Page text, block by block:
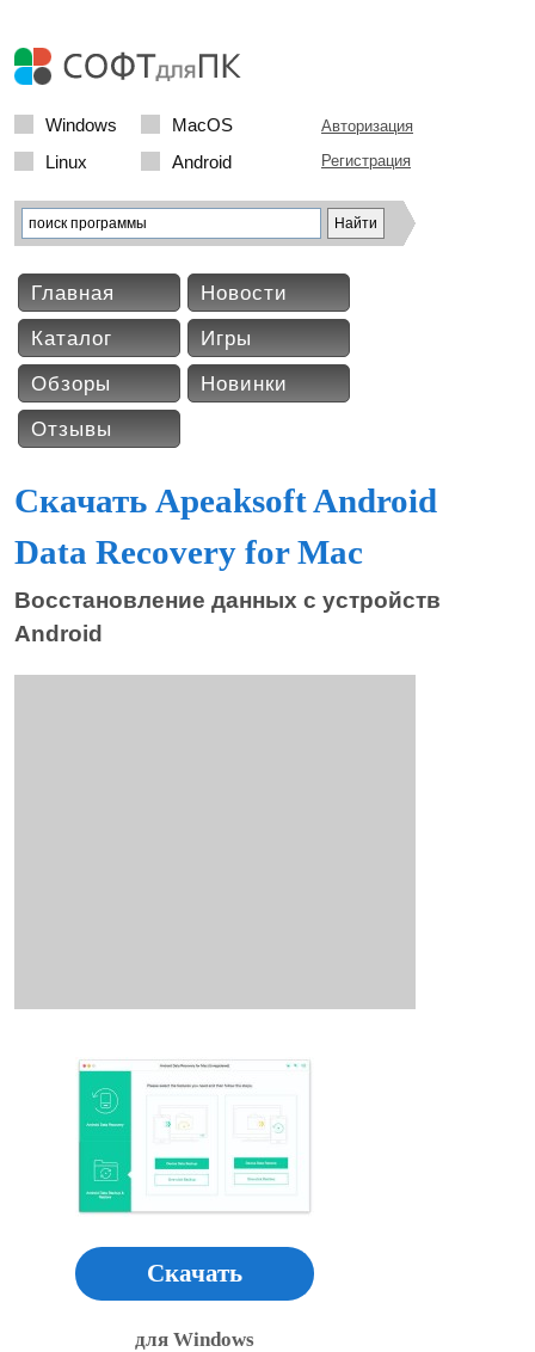
Windows
MacOS
Linux
Android
Авторизация
Регистрация
Главная
Новости
Каталог
Игры
Обзоры
Новинки
Отзывы
Скачать Apeaksoft Android
Data Recovery for Mac
Восстановление данных с устройств
Android
Скачать
для Windows